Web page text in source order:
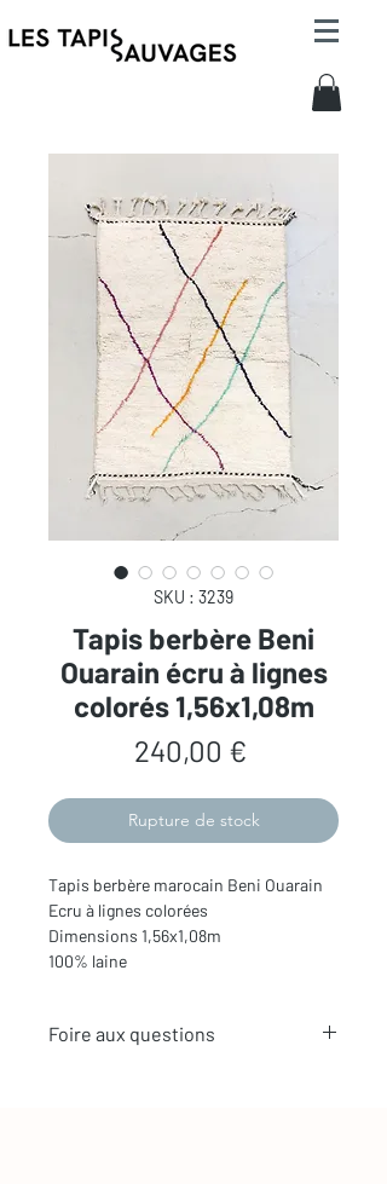
SKU : 3239
Tapis berbère Beni
Ouarain écru à lignes
colorés 1,56x1,08m
240,00 €
Rupture de stock
Tapis berbère marocain Beni Ouarain
Ecru à lignes colorées
Dimensions 1,56x1,08m
100% laine
Foire aux questions